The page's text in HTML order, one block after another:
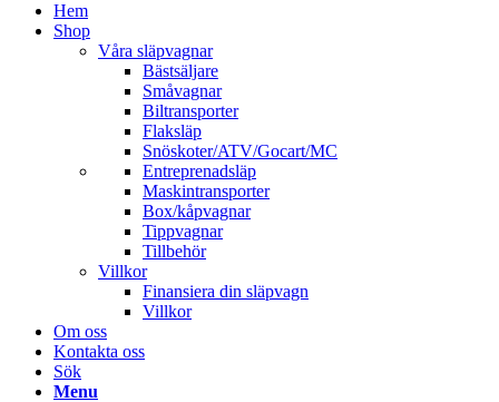
Hem
Shop
Våra släpvagnar
Bästsäljare
Småvagnar
Biltransporter
Flaksläp
Snöskoter/ATV/Gocart/MC
Entreprenadsläp
Maskintransporter
Box/kåpvagnar
Tippvagnar
Tillbehör
Villkor
Finansiera din släpvagn
Villkor
Om oss
Kontakta oss
Sök
Menu